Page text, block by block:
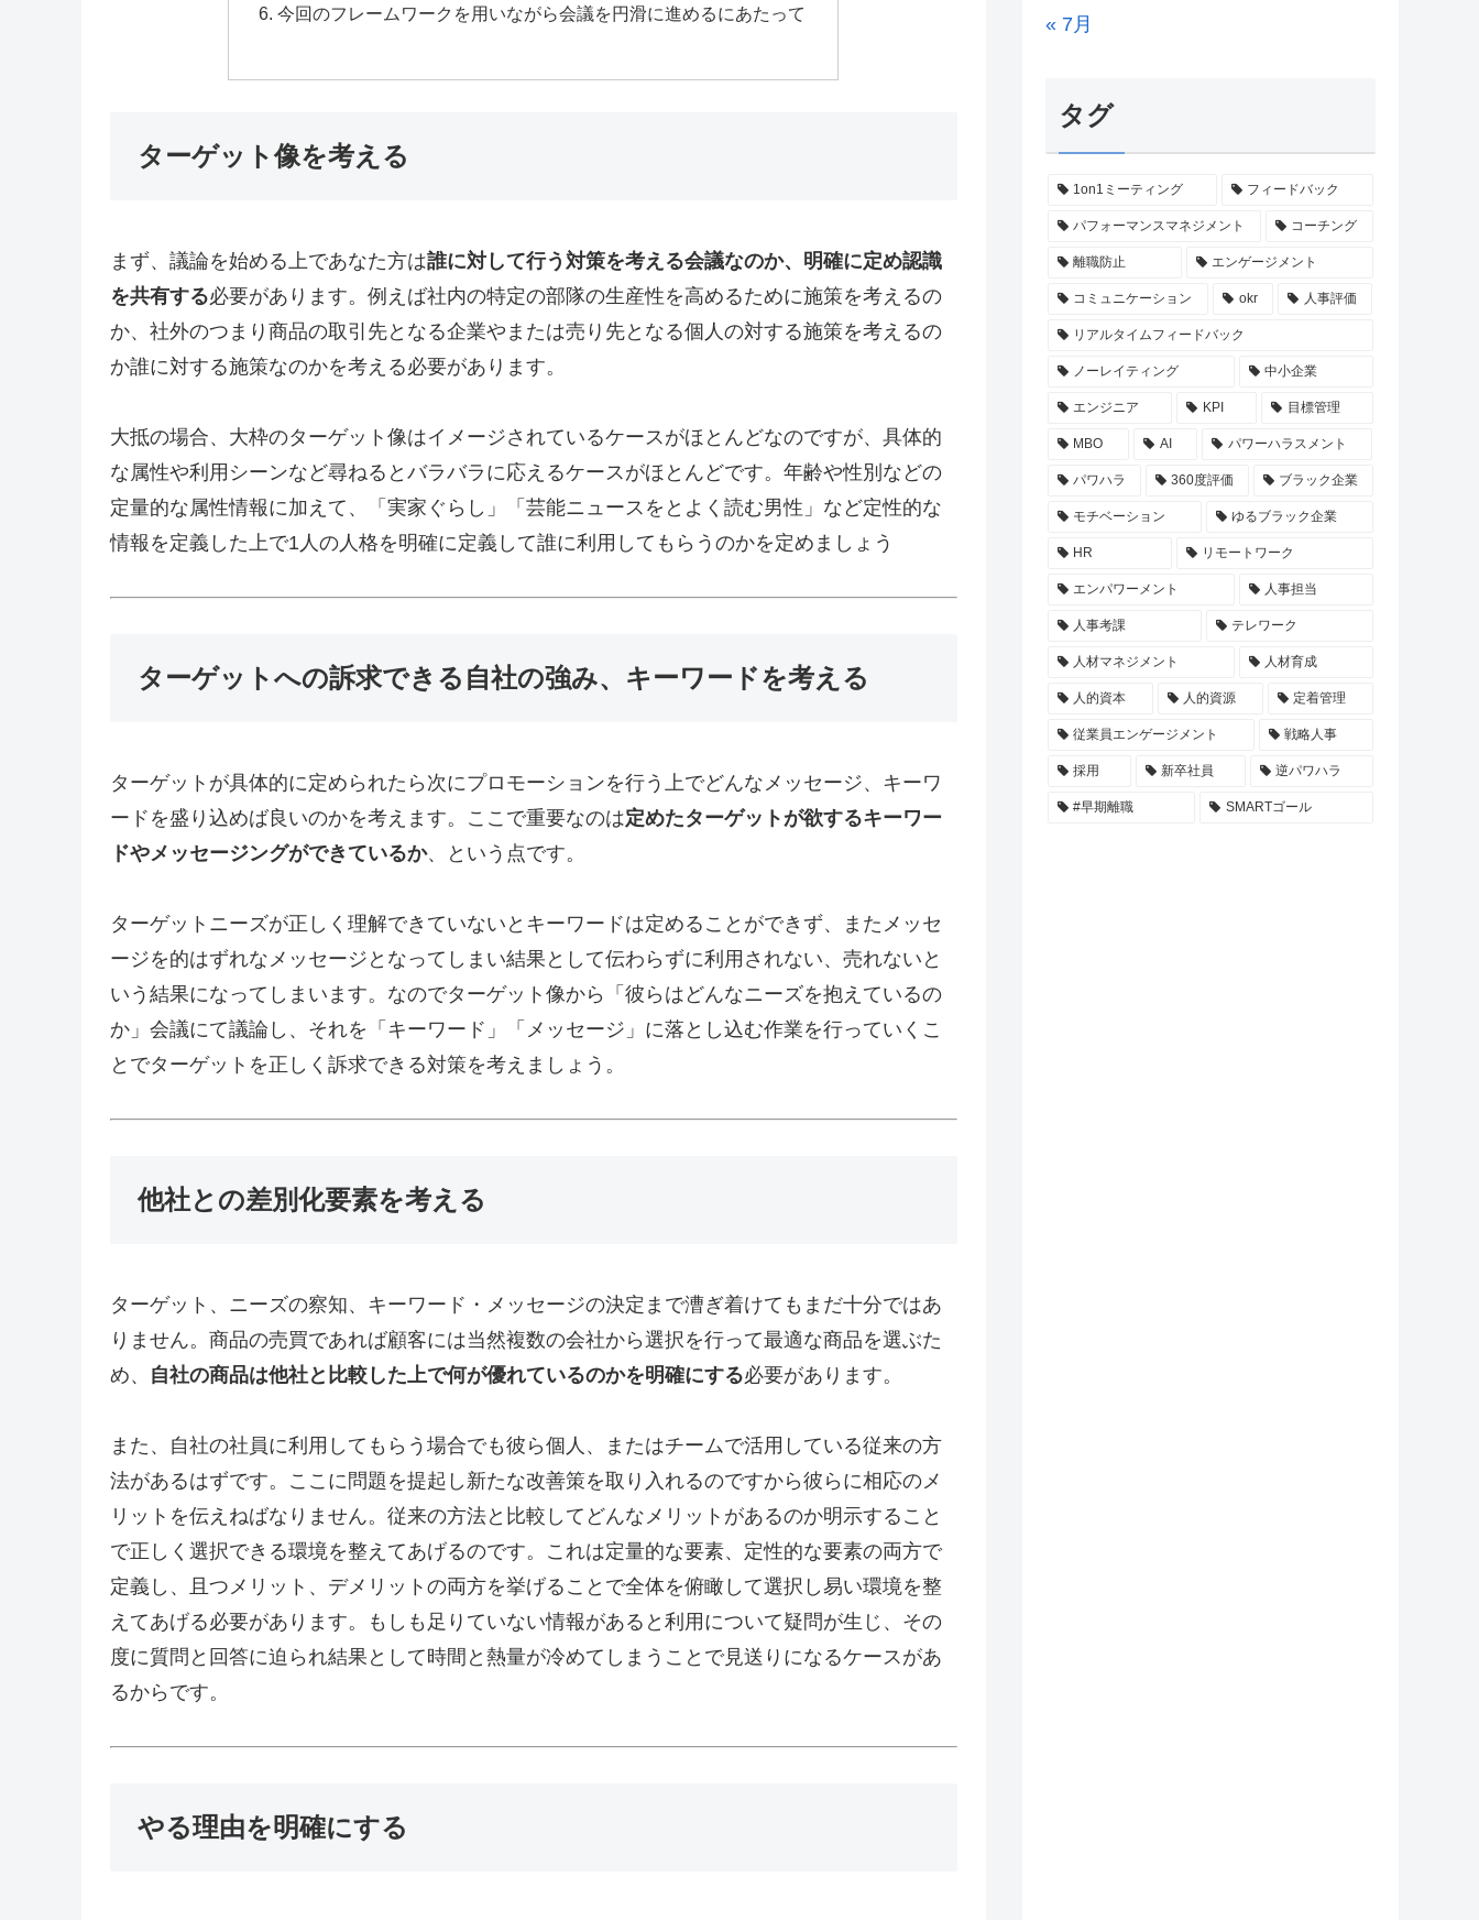
今回のフレームワークを用いながら会議を円滑に進めるにあたって
ターゲット像を考える
まず、議論を始める上であなた方は誰に対して行う対策を考える会議なのか、明確に定め認識
を共有する必要があります。例えば社内の特定の部隊の生産性を高めるために施策を考えるの
か、社外のつまり商品の取引先となる企業やまたは売り先となる個人の対する施策を考えるの
か誰に対する施策なのかを考える必要があります。
大抵の場合、大枠のターゲット像はイメージされているケースがほとんどなのですが、具体的
な属性や利用シーンなど尋ねるとバラバラに応えるケースがほとんどです。年齢や性別などの
定量的な属性情報に加えて、「実家ぐらし」「芸能ニュースをとよく読む男性」など定性的な
情報を定義した上で1人の人格を明確に定義して誰に利用してもらうのかを定めましょう
ターゲットへの訴求できる自社の強み、キーワードを考える
ターゲットが具体的に定められたら次にプロモーションを行う上でどんなメッセージ、キーワ
ードを盛り込めば良いのかを考えます。ここで重要なのは定めたターゲットが欲するキーワー
ドやメッセージングができているか、という点です。
ターゲットニーズが正しく理解できていないとキーワードは定めることができず、またメッセ
ージを的はずれなメッセージとなってしまい結果として伝わらずに利用されない、売れないと
いう結果になってしまいます。なのでターゲット像から「彼らはどんなニーズを抱えているの
か」会議にて議論し、それを「キーワード」「メッセージ」に落とし込む作業を行っていくこ
とでターゲットを正しく訴求できる対策を考えましょう。
他社との差別化要素を考える
ターゲット、ニーズの察知、キーワード・メッセージの決定まで漕ぎ着けてもまだ十分ではあ
りません。商品の売買であれば顧客には当然複数の会社から選択を行って最適な商品を選ぶた
め、
自社の商品は他社と比較した上で何が優れているのかを明確にする必要があります。
また、自社の社員に利用してもらう場合でも彼ら個人、またはチームで活用している従来の方
法があるはずです。ここに問題を提起し新たな改善策を取り入れるのですから彼らに相応のメ
リットを伝えねばなりません。従来の方法と比較してどんなメリットがあるのか明示すること
で正しく選択できる環境を整えてあげるのです。これは定量的な要素、定性的な要素の両方で
定義し、且つメリット、デメリットの両方を挙げることで全体を俯瞰して選択し易い環境を整
えてあげる必要があります。もしも足りていない情報があると利用について疑問が生じ、その
度に質問と回答に迫られ結果として時間と熱量が冷めてしまうことで見送りになるケースがあ
るからです。
やる理由を明確にする
« 7月
タグ
1on1ミーティング フィードバック
パフォーマンスマネジメント コーチング
離職防止 エンゲージメント
コミュニケーション okr 人事評価
リアルタイムフィードバック
ノーレイティング 中小企業
エンジニア KPI 目標管理
MBO AI パワーハラスメント
パワハラ 360度評価 ブラック企業
モチベーション ゆるブラック企業
HR リモートワーク
エンパワーメント 人事担当
人事考課 テレワーク
人材マネジメント 人材育成
人的資本 人的資源 定着管理
従業員エンゲージメント 戦略人事
採用 新卒社員 逆パワハラ
#早期離職 SMARTゴール